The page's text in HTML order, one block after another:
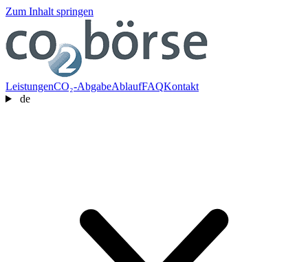
Zum Inhalt springen
LeistungenCO₂-AbgabeAblaufFAQKontakt
de